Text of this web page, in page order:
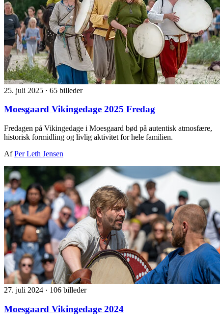
25. juli 2025 · 65 billeder
Moesgaard Vikingedage 2025 Fredag
Fredagen på Vikingedage i Moesgaard bød på autentisk atmosfære,
historisk formidling og livlig aktivitet for hele familien.
AfPer Leth Jensen
27. juli 2024 · 106 billeder
Moesgaard Vikingedage 2024